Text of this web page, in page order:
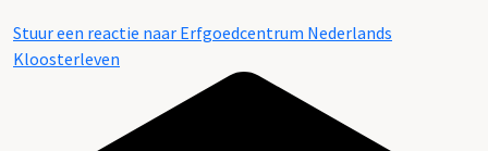
Stuur een reactie naar Erfgoedcentrum Nederlands
Kloosterleven